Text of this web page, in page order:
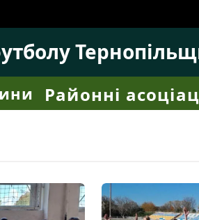
Районні